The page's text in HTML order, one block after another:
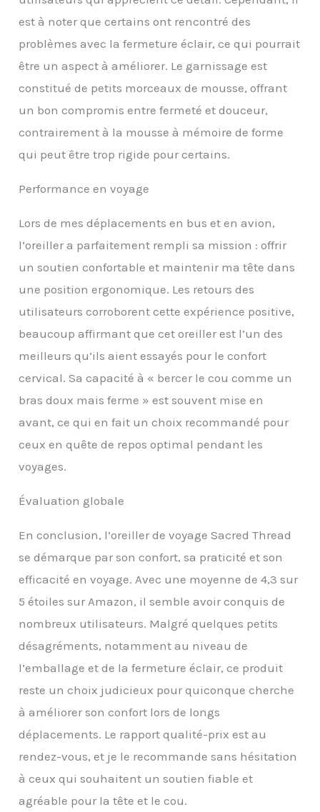
adorer et profiter de cet
oreiller lors de leur
faire un excellent
cadeau de vacances.
anniversaire, Noël, la
Saint-Valentin, la fête
mères. États-Unis – Tous
Thread sont manipulés
Unis avant d'être
obtiendrez toujours un
produit de qualité
commande chez Sacred
Thread. Des questions ?
envoyer un message,
nous aimerions vous
aider
est à noter que certains ont rencontré des
problèmes avec la fermeture éclair, ce qui pourrait
être un aspect à améliorer. Le garnissage est
constitué de petits morceaux de mousse, offrant
un bon compromis entre fermeté et douceur,
contrairement à la mousse à mémoire de forme
qui peut être trop rigide pour certains.
Performance en voyage
Lors de mes déplacements en bus et en avion,
l’oreiller a parfaitement rempli sa mission : offrir
un soutien confortable et maintenir ma tête dans
une position ergonomique. Les retours des
utilisateurs corroborent cette expérience positive,
beaucoup affirmant que cet oreiller est l’un des
meilleurs qu’ils aient essayés pour le confort
cervical. Sa capacité à « bercer le cou comme un
bras doux mais ferme » est souvent mise en
avant, ce qui en fait un choix recommandé pour
ceux en quête de repos optimal pendant les
voyages.
Évaluation globale
En conclusion, l’oreiller de voyage Sacred Thread
se démarque par son confort, sa praticité et son
efficacité en voyage. Avec une moyenne de 4,3 sur
5 étoiles sur Amazon, il semble avoir conquis de
nombreux utilisateurs. Malgré quelques petits
désagréments, notamment au niveau de
l’emballage et de la fermeture éclair, ce produit
reste un choix judicieux pour quiconque cherche
à améliorer son confort lors de longs
déplacements. Le rapport qualité-prix est au
rendez-vous, et je le recommande sans hésitation
à ceux qui souhaitent un soutien fiable et
agréable pour la tête et le cou.